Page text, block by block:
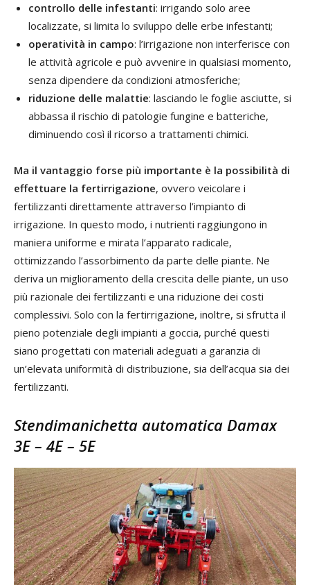
controllo delle infestanti: irrigando solo aree
localizzate, si limita lo sviluppo delle erbe infestanti;
operatività in campo: l’irrigazione non interferisce con
le attività agricole e può avvenire in qualsiasi momento,
senza dipendere da condizioni atmosferiche;
riduzione delle malattie: lasciando le foglie asciutte, si
abbassa il rischio di patologie fungine e batteriche,
diminuendo così il ricorso a trattamenti chimici.
Ma il vantaggio forse più importante è la possibilità di
effettuare la fertirrigazione, ovvero veicolare i
fertilizzanti direttamente attraverso l’impianto di
irrigazione. In questo modo, i nutrienti raggiungono in
maniera uniforme e mirata l’apparato radicale,
ottimizzando l’assorbimento da parte delle piante. Ne
deriva un miglioramento della crescita delle piante, un uso
più razionale dei fertilizzanti e una riduzione dei costi
complessivi. Solo con la fertirrigazione, inoltre, si sfrutta il
pieno potenziale degli impianti a goccia, purché questi
siano progettati con materiali adeguati a garanzia di
un’elevata uniformità di distribuzione, sia dell’acqua sia dei
fertilizzanti.
Stendimanichetta automatica Damax
3E – 4E – 5E